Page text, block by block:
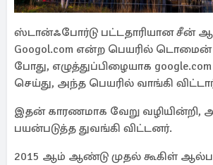
ஸ்டான்ஃபோர்டு பட்டதாரியான சீன்
Googol.com என்ற பெயரில் டொமைன்
போது, எழுத்துப்பிழையாக
செய்து, அந்த பெயரில் வாங்கி
இதன் காரணமாக வேறு வழியின்றி,
பயன்படுத்த துவங்கி விட்டனர்.
2015 ஆம் ஆண்டு முதல் கூகிள்